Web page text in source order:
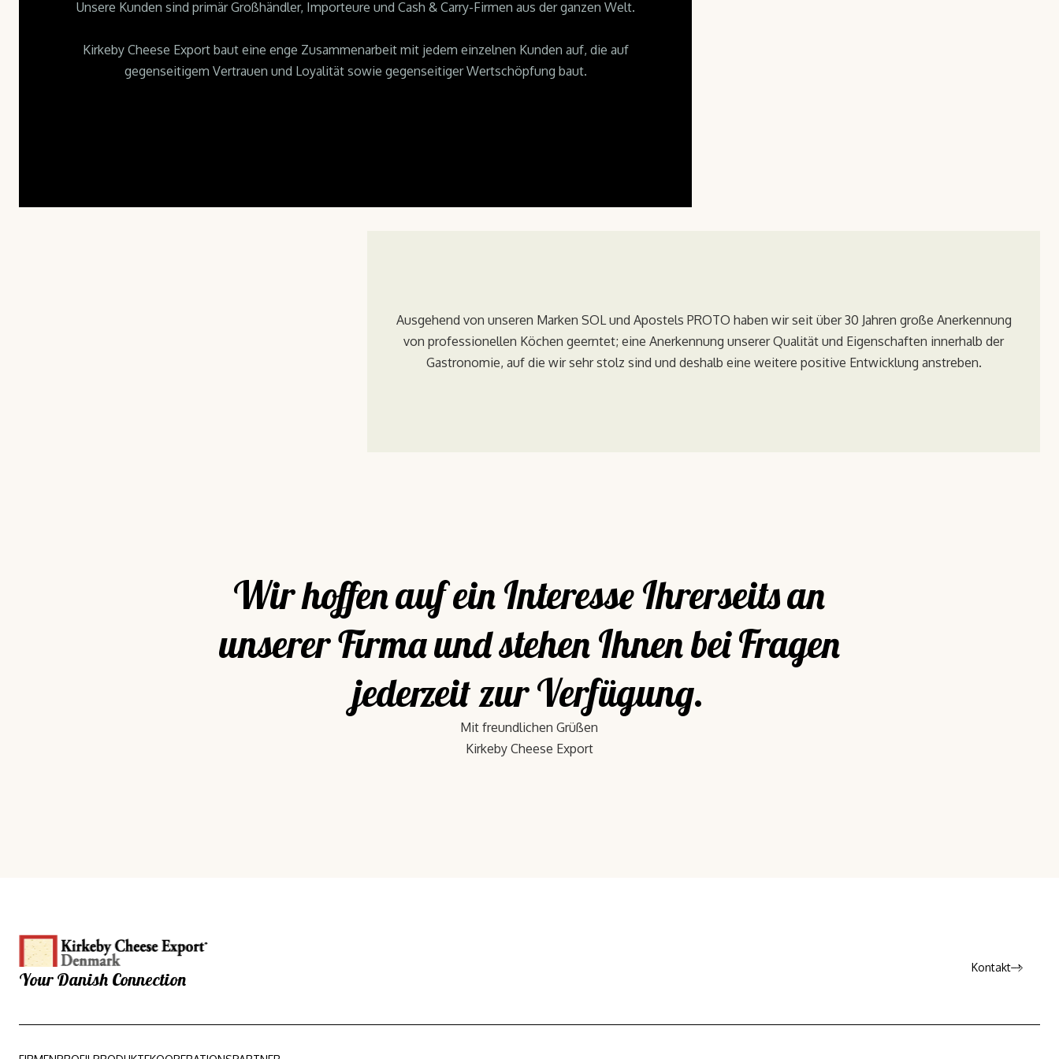
Unsere Kunden sind primär Großhändler, Importeure und Cash & Carry-Firmen aus der ganzen Welt.
Kirkeby Cheese Export baut eine enge Zusammenarbeit mit jedem einzelnen Kunden auf, die auf
gegenseitigem Vertrauen und Loyalität sowie gegenseitiger Wertschöpfung baut.
Ausgehend von unseren Marken SOL und Apostels PROTO haben wir seit über 30 Jahren große Anerkennung
von professionellen Köchen geerntet; eine Anerkennung unserer Qualität und Eigenschaften innerhalb der
Gastronomie, auf die wir sehr stolz sind und deshalb eine weitere positive Entwicklung anstreben.
Wir hoffen auf ein Interesse Ihrerseits an
unserer Firma und stehen Ihnen bei Fragen
jederzeit zur Verfügung.
Mit freundlichen Grüßen
Kirkeby Cheese Export
Your Danish Connection
Kontakt